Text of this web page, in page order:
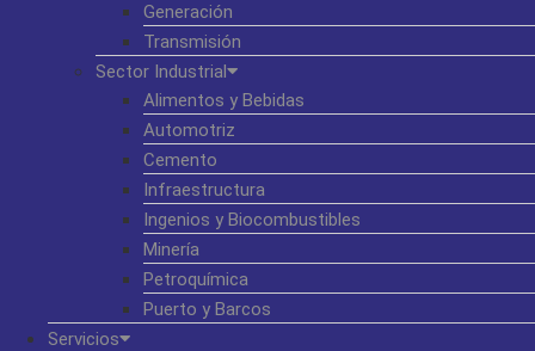
Generación
Transmisión
Sector Industrial
Alimentos y Bebidas
Automotriz
Cemento
Infraestructura
Ingenios y Biocombustibles
Minería
Petroquímica
Puerto y Barcos
Servicios